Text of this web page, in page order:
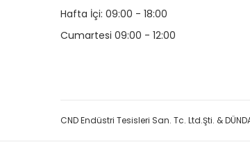
Hafta İçi: 09:00 - 18:00
Cumartesi 09:00 - 12:00
CND Endüstri Tesisleri San. Tc. Ltd.Şti. &